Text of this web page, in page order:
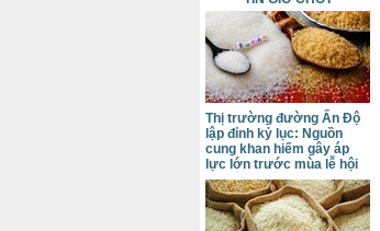
Thị trường đường Ấn Độ
lập đỉnh kỷ lục: Nguồn
cung khan hiếm gây áp
lực lớn trước mùa lễ hội